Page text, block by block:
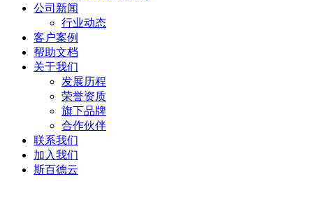
公司新闻
行业动态
客户案例
帮助文档
关于我们
发展历程
荣誉资质
旗下品牌
合作伙伴
联系我们
加入我们
斯百德云